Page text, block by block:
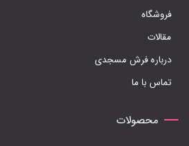
فروشگاه
مقالات
درباره فرش مسجدی
تماس با ما
محصولات